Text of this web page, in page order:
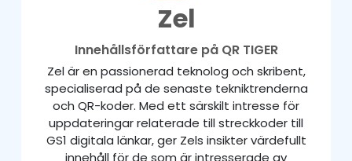
Zel
Innehållsförfattare på QR TIGER
Zel är en passionerad teknolog och skribent,
specialiserad på de senaste tekniktrenderna
och QR-koder. Med ett särskilt intresse för
uppdateringar relaterade till streckkoder till
GS1 digitala länkar, ger Zels insikter värdefullt
innehåll för de som är intresserade av